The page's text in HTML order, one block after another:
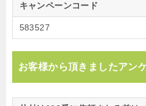
キャンペーンコード
583527
お客様から頂きましたアン